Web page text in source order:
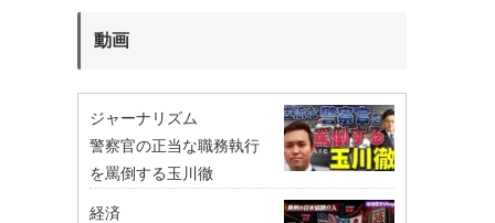
動画
ジャーナリズム
警察官の正当な職務執行
を罵倒する玉川徹
経済